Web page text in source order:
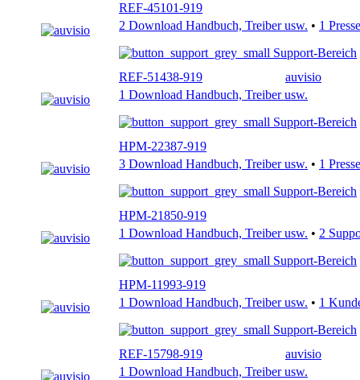
REF-45101-919
2 Download Handbuch, Treiber usw. • 1
Support-Bereich
REF-51438-919
auvisio
1 Download Handbuch, Treiber usw.
Support-Bereich
HPM-22387-919
3 Download Handbuch, Treiber usw. • 1
Support-Bereich
HPM-21850-919
1 Download Handbuch, Treiber usw. • 2
Support-Bereich
HPM-11993-919
1 Download Handbuch, Treiber usw. • 1
Support-Bereich
REF-15798-919
auvisio
1 Download Handbuch, Treiber usw.